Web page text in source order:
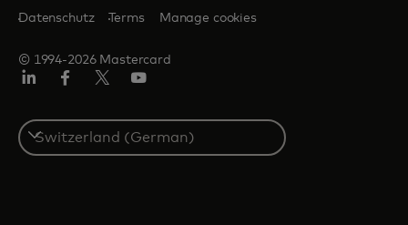
© 1994-2026 Mastercard
Datenschutz Terms Manage cookies
Select
a
country